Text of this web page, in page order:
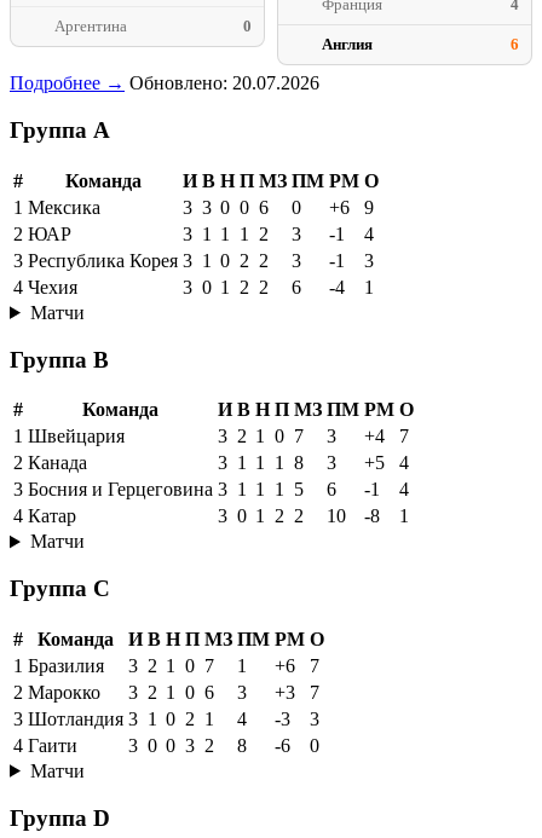
Аргентина 0
Франция 4
Англия 6
Подробнее → Обновлено: 20.07.2026
Группа A
# Команда И В Н П МЗ ПМ РМ О
1 Мексика 3 3 0 0 6 0 +6
9
2 ЮАР 3 1 1 1 2 3 -1
4
3 Республика Корея 3 1 0 2 2 3 -1
3
4 Чехия 3 0 1 2 2 6 -4
1
Матчи
Группа B
# Команда И В Н П МЗ ПМ РМ О
1 Швейцария 3 2 1 0 7 3 +4
7
2 Канада 3 1 1 1 8 3 +5
4
3 Босния и Герцеговина 3 1 1 1 5 6 -1
4
4 Катар 3 0 1 2 2 10 -8
1
Матчи
Группа C
# Команда И В Н П МЗ ПМ РМ О
1 Бразилия 3 2 1 0 7 1 +6
7
2 Марокко 3 2 1 0 6 3 +3
7
3 Шотландия 3 1 0 2 1 4 -3
3
4 Гаити 3 0 0 3 2 8 -6
0
Матчи
Группа D